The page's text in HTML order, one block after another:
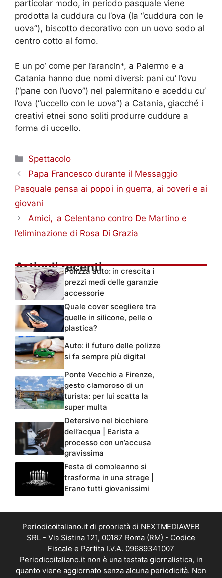
particolar modo, in periodo pasquale viene
prodotta la cuddura cu l’ova (la “cuddura con le
uova”), biscotto decorativo con un uovo sodo al
centro cotto al forno.
E un po’ come per l’arancin*, a Palermo e a
Catania hanno due nomi diversi: pani cu’ l’ovu
(“pane con l’uovo”) nel palermitano e aceddu cu’
l’ova (“uccello con le uova”) a Catania, giacché i
creativi etnei sono soliti produrre cuddure a
forma di uccello.
Categorie
Spettacolo
Papa Francesco durante il Messaggio
Pasquale pensa ai popoli in guerra, ai poveri e ai
giovani
Amici, la Celentano contro De Martino e
l’eliminazione di Rosa Di Grazia
Articoli recentiPolizza auto: in crescita i
prezzi medi delle garanzie
accessorie
Quale cover scegliere tra
quelle in silicone, pelle o
plastica?
Auto: il futuro delle polizze
si fa sempre più digital
Ponte Vecchio a Firenze,
gesto clamoroso di un
turista: per lui scatta la
super multa
Detersivo nel bicchiere
dell’acqua | Barista a
processo con un’accusa
gravissima
Festa di compleanno si
trasforma in una strage |
Erano tutti giovanissimi
Periodicoitaliano.it di proprietà di NEXTMEDIAWEB
SRL - Via Sistina 121, 00187 Roma (RM) - Codice
Fiscale e Partita I.V.A. 09689341007
Periodicoitaliano.it non è una testata giornalistica, in
quanto viene aggiornato senza alcuna periodicità. Non